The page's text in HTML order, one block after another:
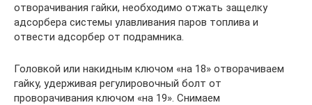
отворачивания гайки, необходимо отжать защелку
адсорбера системы улавливания паров топлива и
отвести адсорбер от подрамника.
Головкой или накидным ключом «на 18» отворачиваем
гайку, удерживая регулировочный болт от
проворачивания ключом «на 19». Снимаем